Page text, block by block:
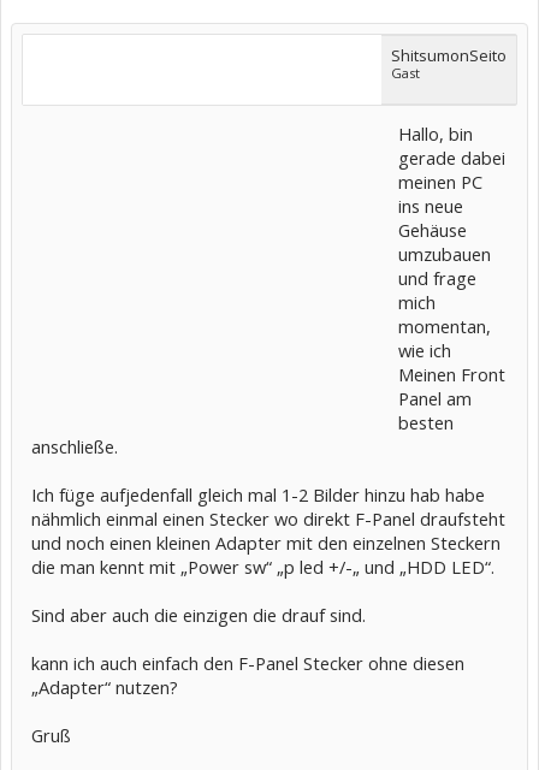
ShitsumonSeito
Gast
Hallo, bin
gerade dabei
meinen PC
ins neue
Gehäuse
umzubauen
und frage
mich
momentan,
wie ich
Meinen Front
Panel am
besten
anschließe.
Ich füge aufjedenfall gleich mal 1-2 Bilder hinzu hab habe
nähmlich einmal einen Stecker wo direkt F-Panel draufsteht
und noch einen kleinen Adapter mit den einzelnen Steckern
die man kennt mit „Power sw“ „p led +/-„ und „HDD LED“.
Sind aber auch die einzigen die drauf sind.
kann ich auch einfach den F-Panel Stecker ohne diesen
„Adapter“ nutzen?
Gruß